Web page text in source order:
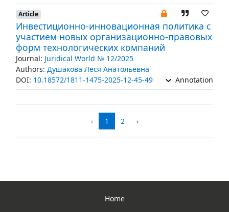
Article
Инвестиционно-инновационная политика с
участием новых организационно-правовых
форм технологических компаний
Journal: Juridical World № 12/2025
Authors: Душакова Леся Анатольевна
DOI: 10.18572/1811-1475-2025-12-45-49 Annotation
‹ 1 2 ›
Home